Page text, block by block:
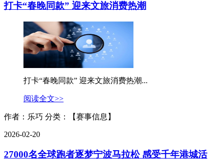
打卡“春晚同款” 迎来文旅消费热潮
打卡“春晚同款” 迎来文旅消费热潮...
阅读全文>>
作者：乐巧 分类：【赛事信息】
2026-02-20
27000名全球跑者逐梦宁波马拉松 感受千年港城活